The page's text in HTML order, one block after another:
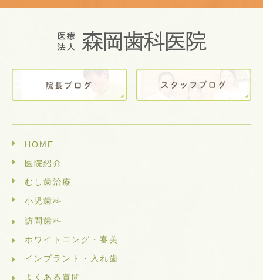
HOME
医院紹介
むし歯治療
小児歯科
訪問歯科
ホワイトニング・審美
インプラント・入れ歯
よくある質問